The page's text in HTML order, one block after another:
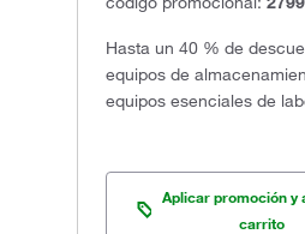
Hasta un 40 % de
equipos de
equipos esenciales de
Aplicar promoción y
carrito